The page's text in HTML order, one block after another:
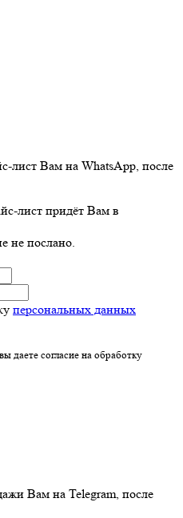
лист Вам на WhatsApp, после
лист придёт Вам в
не послано.
персональных данных
даете согласие на обработку
Вам на Telegram, после